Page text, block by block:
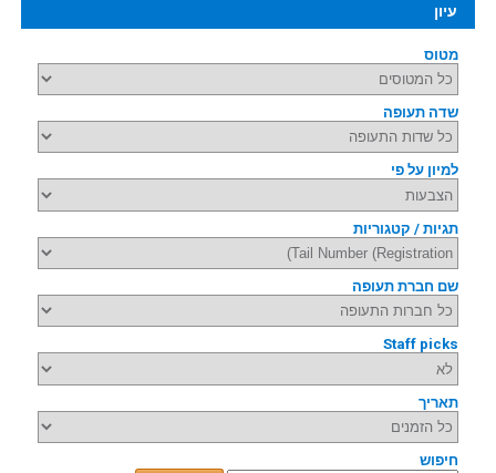
עיון
מטוס
שדה תעופה
למיון על פי
תגיות / קטגוריות
שם חברת תעופה
Staff picks
תאריך
חיפוש